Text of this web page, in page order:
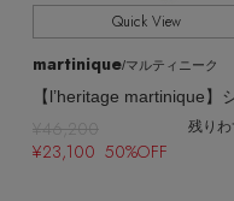
Quick View
martinique/マルティニーク
¥46,200 残り
¥23,100 50%OFF